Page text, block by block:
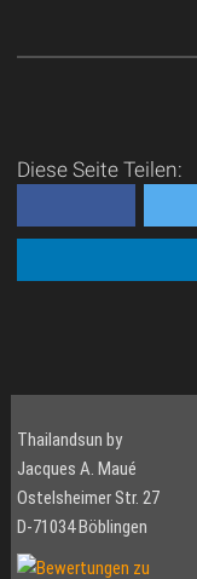
Diese Seite Teilen:
Thailandsun by
Jacques A. Maué
Ostelsheimer Str. 27
D-71034 Böblingen